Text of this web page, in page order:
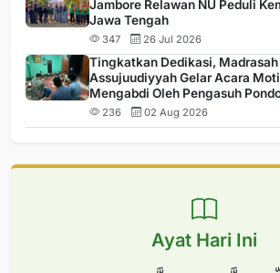
Jambore Relawan NU Peduli
Jawa Tengah
347 26 Jul 2026
Tingkatkan Dedikasi,
Assujuudiyyah Gelar Acara
Mengabdi Oleh Pengasuh
236 02 Aug 2026
Ayat Hari Ini